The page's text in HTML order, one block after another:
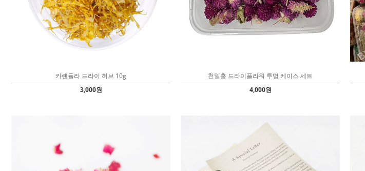
카렌듈라 드라이 허브 10g
3,000원
천일홍 드라이플라워 투명 케이스 세트
4,000원